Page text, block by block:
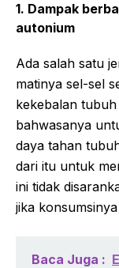
1. Dampak
autonium
Ada salah satu
matinya sel-sel
kekebalan
bahwasanya
daya tahan
dari itu untuk
ini tidak
jika
Baca Juga :